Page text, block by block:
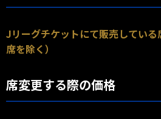
Jリーグチケットにて販売してい
席を除く）
席変更する際の価格